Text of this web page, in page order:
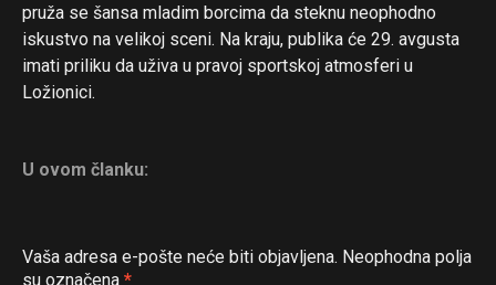
pruža se šansa mladim borcima da steknu neophodno
iskustvo na velikoj sceni. Na kraju, publika će 29. avgusta
imati priliku da uživa u pravoj sportskoj atmosferi u
Ložionici.
U ovom članku:
Vaša adresa e-pošte neće biti objavljena. Neophodna polja
su označena *